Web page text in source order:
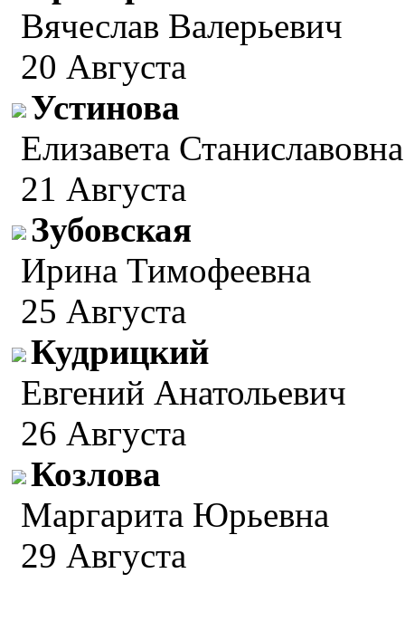
Вячеслав Валерьевич
20 Августа
Устинова
Елизавета Станиславовна
21 Августа
Зубовская
Ирина Тимофеевна
25 Августа
Кудрицкий
Евгений Анатольевич
26 Августа
Козлова
Маргарита Юрьевна
29 Августа